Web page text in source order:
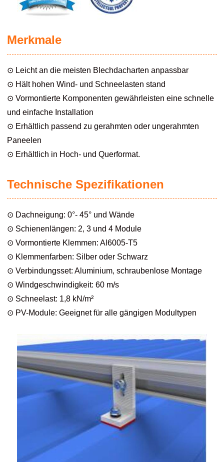
Merkmale
⊙ Leicht an die meisten Blechdacharten anpassbar
⊙ Hält hohen Wind- und Schneelasten stand
⊙ Vormontierte Komponenten gewährleisten eine schnelle
und einfache Installation
⊙ Erhältlich passend zu gerahmten oder ungerahmten
Paneelen
⊙ Erhältlich in Hoch- und Querformat.
Technische Spezifikationen
⊙ Dachneigung: 0°- 45° und Wände
⊙ Schienenlängen: 2, 3 und 4 Module
⊙ Vormontierte Klemmen: Al6005-T5
⊙ Klemmenfarben: Silber oder Schwarz
⊙ Verbindungsset: Aluminium, schraubenlose Montage
⊙ Windgeschwindigkeit: 60 m/s
⊙ Schneelast: 1,8 kN/m²
⊙ PV-Module: Geeignet für alle gängigen Modultypen